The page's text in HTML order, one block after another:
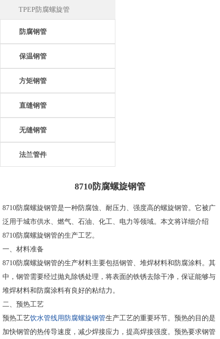
TPEP防腐螺旋管
防腐钢管
保温钢管
方矩钢管
直缝钢管
无缝钢管
法兰管件
8710防腐螺旋钢管
8710防腐螺旋钢管是一种防腐蚀、耐压力、强度高的螺旋钢管。它被广
泛用于城市供水、燃气、石油、化工、电力等领域。本文将详细介绍
8710防腐螺旋钢管的生产工艺。
一、材料准备
8710防腐螺旋钢管的生产材料主要包括钢管、堆焊材料和防腐涂料。其
中，钢管需要经过抛丸除锈处理，将表面的铁锈去除干净，保证能够与
堆焊材料和防腐涂料有良好的粘结力。
二、预热工艺
预热工艺饮水管线用防腐螺旋钢管生产工艺的重要环节。预热的目的是
加快钢管的热传导速度，减少焊接应力，提高焊接强度。预热要求钢管